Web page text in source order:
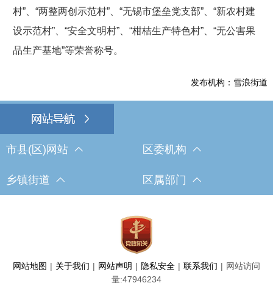
村”、“两整两创示范村”、“无锡市堡垒党支部”、“新农村建
设示范村”、“安全文明村”、“柑桔生产特色村”、“无公害果
品生产基地”等荣誉称号。
发布机构：雪浪街道
市县(区)网站 区委机构
乡镇街道 区属部门
网站地图 | 关于我们 | 网站声明 | 隐私安全 | 联系我们 | 网站访问
量:47946234